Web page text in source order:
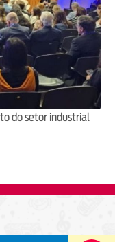
do setor industrial